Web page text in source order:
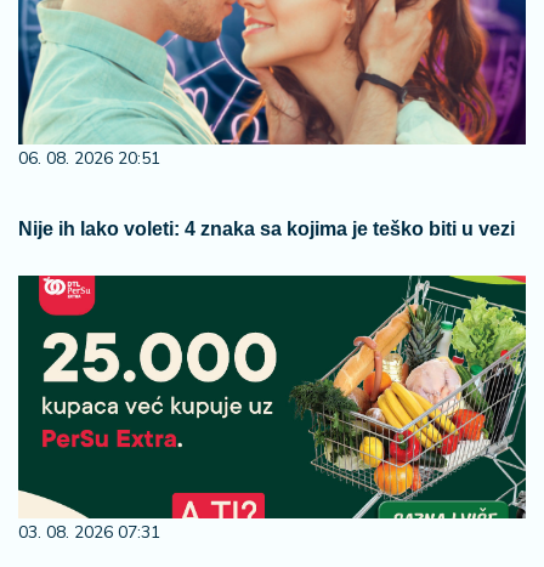
06. 08. 2026 20:51
Nije ih lako voleti: 4 znaka sa kojima je teško biti u vezi
03. 08. 2026 07:31